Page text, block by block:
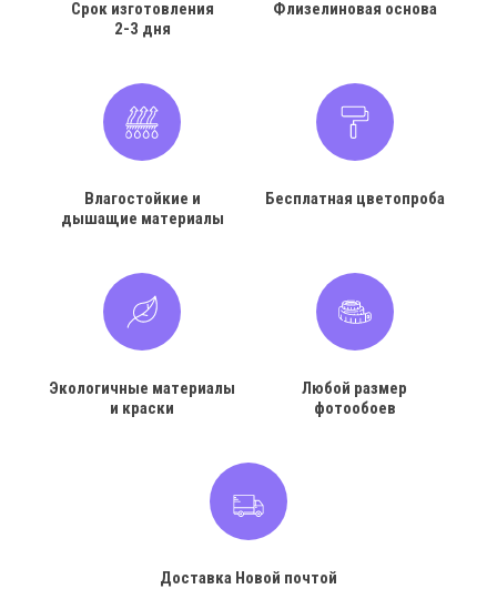
Срок изготовления
2-3 дня
Флизелиновая основа
Влагостойкие и
дышащие материалы
Бесплатная цветопроба
Экологичные материалы
и краски
Любой размер
фотообоев
Доставка Новой почтой